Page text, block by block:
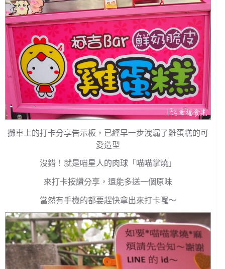
攤車上的打卡分享告示板，已經早一步洩漏了雞蛋糕的可
愛造型
沒錯！就是喵星人的肉球「喵喵掌燒」
來打卡按讚分享，還能多送一個原味
當然有手機的都要趕快拿出來打卡囉～